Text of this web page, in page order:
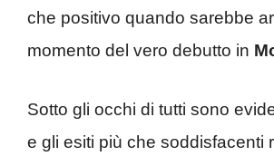
che positivo quando sarebbe
momento del vero debutto in
Sotto gli occhi di tutti sono
e gli esiti più che soddisfacenti